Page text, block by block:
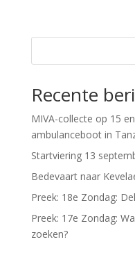
Recente
MIVA-collecte op 15
ambulanceboot in
Startviering 13
Bedevaart naar
Preek: 18e Zondag:
Preek: 17e Zondag:
zoeken?